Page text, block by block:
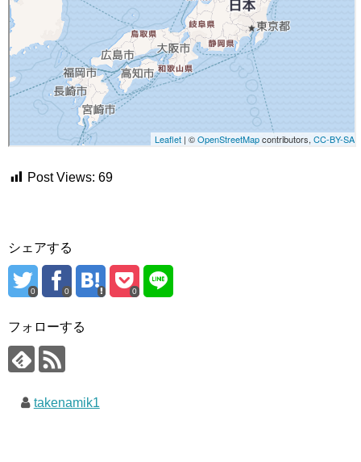
Post Views: 69
シェアする
0 0 0
フォローする
takenamik1